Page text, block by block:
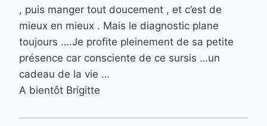
, puis manger tout doucement , et c’est de
mieux en mieux . Mais le diagnostic plane
toujours ….Je profite pleinement de sa petite
présence car consciente de ce sursis …un
cadeau de la vie …
A bientôt Brigitte